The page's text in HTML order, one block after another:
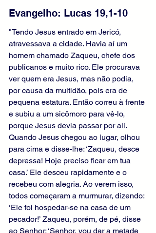
Evangelho: Lucas 19,1-10
"Tendo Jesus entrado em Jericó,
atravessava a cidade. Havia aí um
homem chamado Zaqueu, chefe dos
publicanos e muito rico. Ele procurava
ver quem era Jesus, mas não podia,
por causa da multidão, pois era de
pequena estatura. Então correu à frente
e subiu a um sicômoro para vê-lo,
porque Jesus devia passar por ali.
Quando Jesus chegou ao lugar, olhou
para cima e disse-lhe: ‘Zaqueu, desce
depressa! Hoje preciso ficar em tua
casa.’ Ele desceu rapidamente e o
recebeu com alegria. Ao verem isso,
todos começaram a murmurar, dizendo:
‘Ele foi hospedar-se na casa de um
pecador!’ Zaqueu, porém, de pé, disse
ao Senhor: ‘Senhor, vou dar a metade